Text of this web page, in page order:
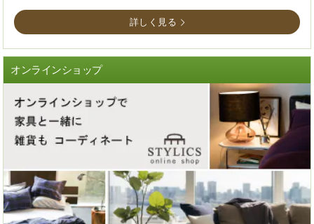
詳しく見る
オンラインショップ